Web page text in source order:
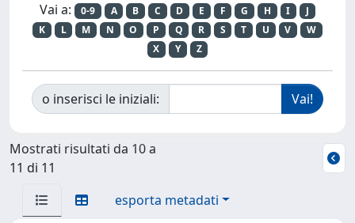
Vai a: 0-9 A B C D E F G H I
J
K
L M N O P Q R S T U V
W
X
Y Z
o inserisci le iniziali:
Mostrati risultati da 10 a
11 di 11
esporta metadati